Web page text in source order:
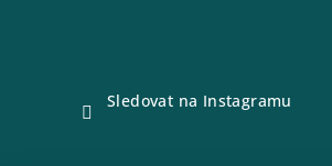
Sledovat na Instagramu